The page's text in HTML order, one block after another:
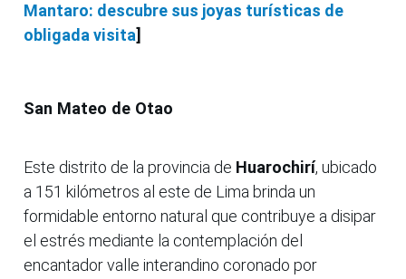
Mantaro: descubre sus joyas turísticas de
obligada visita]
San Mateo de Otao
Este distrito de la provincia de Huarochirí, ubicado
a 151 kilómetros al este de Lima brinda un
formidable entorno natural que contribuye a disipar
el estrés mediante la contemplación del
encantador valle interandino coronado por